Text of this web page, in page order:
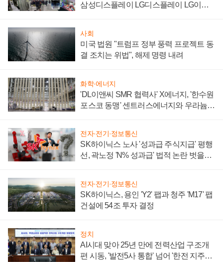
삼성디스플레이 LG디스플레이 LG이노
사회
미국 법원 "트럼프 정부 풍력 프로젝트 동
결 조치는 위법", 해제 명령 내려
화학·에너지
'DL이앤씨 SMR 협력사' X에너지, '한수원
포스코 동맹' 센트러스에너지와 우라늄
전자·전기·정보통신
SK하이닉스 노사 '성과급 주식지급' 평행
선, 곽노정 'N% 성과급' 법적 논란 벗을지
전자·전기·정보통신
SK하이닉스, 용인 'Y2' 팹과 청주 'M17' 팹
건설에 54조 투자 결정
정치
AI시대 맞아 25년 만에 전력산업 구조개
편 시동, '발전5사 통합' 넘어 '한전 지주사'